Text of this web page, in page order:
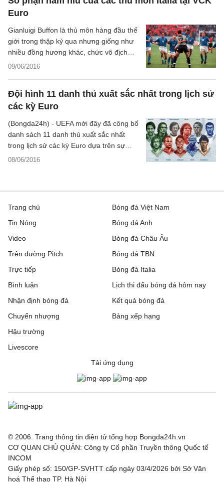
một khoảng lặng, để tưởng niệm huyền
thoại của bóng đá nước nhà, người đặt
nền móng cho thành công hôm nay - cố
danh thủ Gary Speed.
Euro
09/06/2016
Gianluigi Buffon là thủ môn hàng đầu thế
giới trong thập kỷ qua nhưng giống như
nhiều đồng hương khác, chức vô địch
EURO vẫn đang lẩn tránh anh.
Đội hình 11 danh thủ xuất sắc nhất trong lịch sử
các kỳ Euro
08/06/2016
(Bongda24h) - UEFA mới đây đã công bố
danh sách 11 danh thủ xuất sắc nhất
trong lịch sử các kỳ Euro dựa trên sự
bình chọn của gần 3,5 triệu cổ động viên.
Trang chủ
Tin Nóng
Video
Trên đường Pitch
Trực tiếp
Bóng đá Việt Nam
Bóng đá Anh
Bóng đá Châu Âu
Bóng đá TBN
Bóng đá Italia
Bình luận
Nhận định bóng đá
Chuyển nhượng
Hậu trường
Livescore
Lịch thi đấu bóng đá hôm nay
Kết quả bóng đá
Bảng xếp hạng
Tải ứng dụng
© 2006. Trang thông tin điện tử tổng hợp Bongda24h.vn
CƠ QUAN CHỦ QUẢN: Công ty Cổ phần Truyền thông Quốc tế
INCOM
Giấy phép số: 150/GP-SVHTT cấp ngày 03/4/2026 bởi Sở Văn
hoá Thể thao TP. Hà Nội